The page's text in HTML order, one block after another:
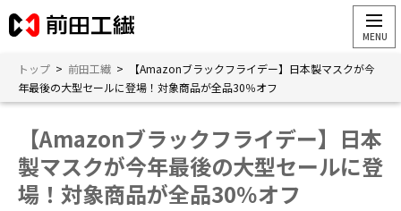
トップ > 前田工繊 >
【Amazonブラックフライデー】日本製マスクが今
年最後の大型セールに登場！対象商品が全品30％オフ
【Amazonブラックフライデー】日本
製マスクが今年最後の大型セールに登
場！対象商品が全品30％オフ